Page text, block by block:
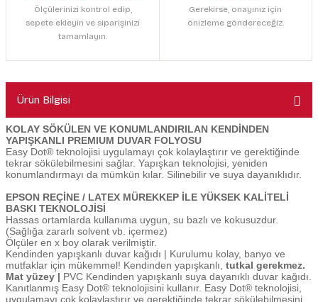
Ölçülerinizi kontrol edip,
sepete ekleyin ve siparişinizi
tamamlayın.
Gerekirse, onayınız için
önizleme göndereceğiz.
Ürün Bilgisi
KOLAY SÖKÜLEN VE KONUMLANDIRILAN KENDİNDEN
YAPIŞKANLI PREMIUM DUVAR FOLYOSU
Easy Dot® teknolojisi uygulamayı çok kolaylaştırır ve gerektiğinde
tekrar sökülebilmesini sağlar. Yapışkan teknolojisi, yeniden
konumlandırmayı da mümkün kılar. Silinebilir ve suya dayanıklıdır.
EPSON REÇİNE / LATEX MÜREKKEP İLE YÜKSEK KALİTELİ
BASKI TEKNOLOJİSİ
Hassas ortamlarda kullanıma uygun, su bazlı ve kokusuzdur.
(Sağlığa zararlı solvent vb. içermez)
Ölçüler en x boy olarak verilmiştir.
Kendinden yapışkanlı duvar kağıdı | Kurulumu kolay, banyo ve
mutfaklar için mükemmel! Kendinden yapışkanlı, tutkal gerekmez.
Mat yüzey | PVC Kendinden yapışkanlı suya dayanıklı duvar kağıdı.
Kanıtlanmış Easy Dot® teknolojisini kullanır. Easy Dot® teknolojisi,
uygulamayı çok kolaylaştırır ve gerektiğinde tekrar sökülebilmesini